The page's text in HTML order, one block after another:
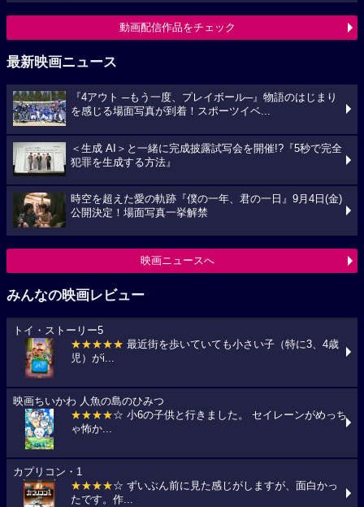
動画配信作品をチェック
最新映画ニュース
『4アウト ─もう一度、プレイボール─』物語のはじまり
を感じる場面写真が到着！スポーツイベ...
＜生成 AI＞と一緒に完成披露試写会を開催!?『5秒で完全
犯罪を生成する方法』
時空を超えた愛の軌跡『僕の一年、君の一日』9月4日(金)
公開決定！場面写真一挙解禁
映画ニュースへ
みんなの映画レビュー
トイ・ストーリー5
★★★★★ 最近街を歩いていても小さい子（特に3、4歳
児）がi...
映画ちいかわ 人魚の島のひみつ
★★★★☆ 小6の子供と行きました。 セイレーンがめっち
ゃ怖か...
カプリコン・1
★★★★☆ ずいぶん前に見た感じがしますが、面白かっ
たです。作...